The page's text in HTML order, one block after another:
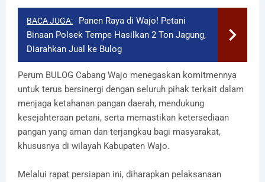
BACA JUGA:
Panen Raya di Wajo! Petani
Binaan Polsek Tempe Hasilkan 2 Ton Jagung,
Diarahkan Jual ke Bulog
Perum BULOG Cabang Wajo menegaskan komitmennya
untuk terus bersinergi dengan seluruh pihak terkait dalam
menjaga ketahanan pangan daerah, mendukung
kesejahteraan petani, serta memastikan ketersediaan
pangan yang aman dan terjangkau bagi masyarakat,
khususnya di wilayah Kabupaten Wajo.
Melalui rapat persiapan ini, diharapkan pelaksanaan